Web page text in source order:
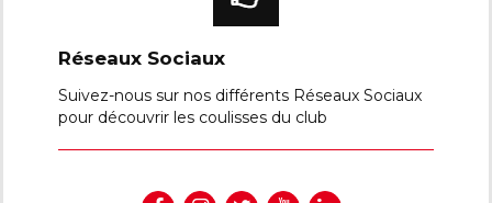
Réseaux Sociaux
Suivez-nous sur nos différents Réseaux Sociaux
pour découvrir les coulisses du club